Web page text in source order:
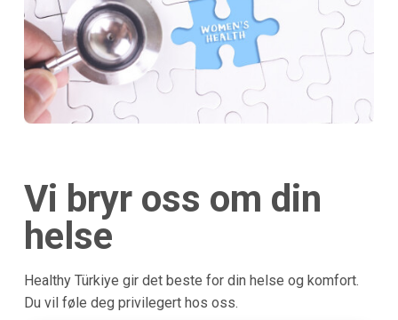
Vi bryr oss om din
helse
Healthy Türkiye gir det beste for din helse og komfort.
Du vil føle deg privilegert hos oss.